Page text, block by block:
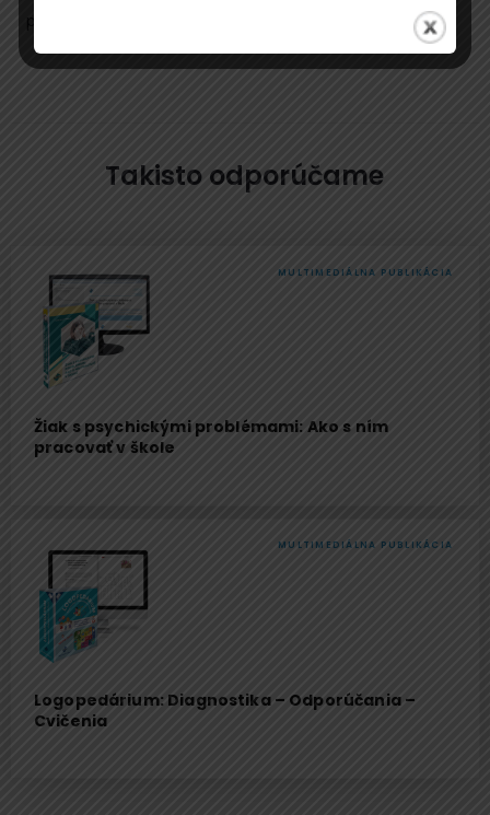
Takisto odporúčame
Žiak s psychickými problémami: Ako s ním
pracovať v škole
MULTIMEDIÁLNA PUBLIKÁCIA
Logopedárium: Diagnostika – Odporúčania –
Cvičenia
MULTIMEDIÁLNA PUBLIKÁCIA